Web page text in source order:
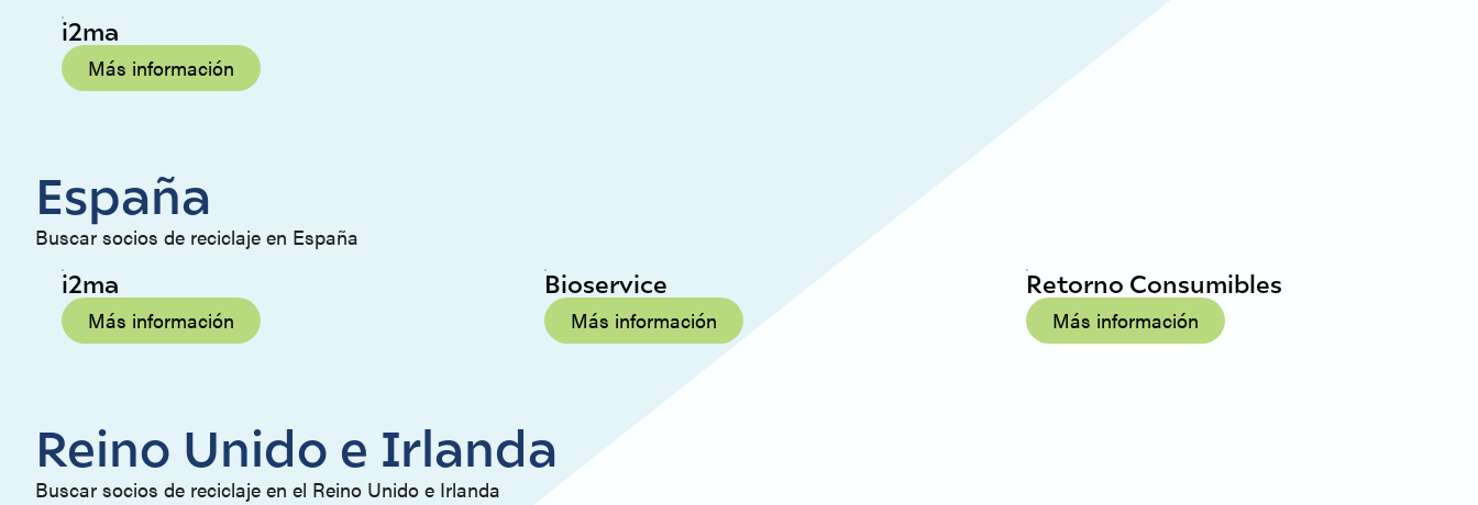
i2ma
Más información
España
Buscar socios de reciclaje en España
i2ma
Más información
Bioservice
Más información
Retorno Consumibles
Más información
Reino Unido e Irlanda
Buscar socios de reciclaje en el Reino Unido e Irlanda